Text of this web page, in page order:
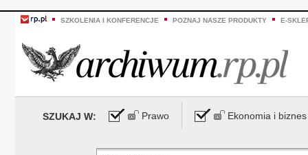
SZKOLENIA I KONFERENCJE POZNAJ NASZE PRODUKTY E-
SZUKAJ W: Prawo Ekonomia i biznes